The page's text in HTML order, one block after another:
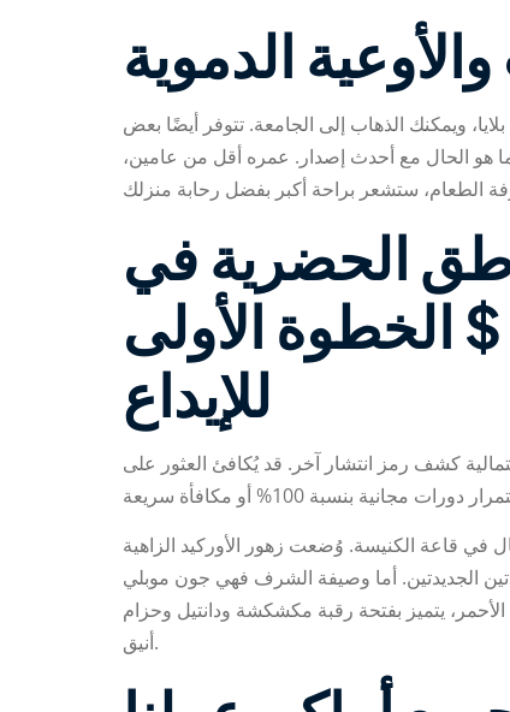
الدموية
من بيت بلايا، ويمكنك الذهاب إلى الجامعة. تتوفر أيضًا بعض
ستجد قائمة التحقق الجديدة كليًا، كما هو الحال مع أحدث إصدار. عمره أقل من عامين،
الحضرية في
الخطوة الأولى
للإيداع
كشف رمز انتشار آخر. قد يُكافئ العثور على
في قاعة الكنيسة. وُضعت زهور الأوركيد الزاهية
الجديدتين. أما وصيفة الشرف فهي جون موبلي
يتميز بفتحة رقبة مكشكشة ودانتيل وحزام
أنيق.